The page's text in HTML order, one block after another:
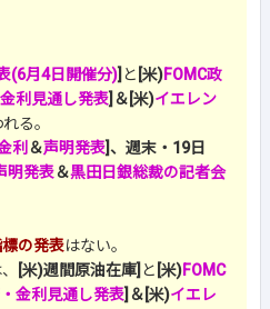
(6月4日開催分)] と [米)FOMC政
利見通し発表]＆[米)イエレン
る。
利 ＆声明発表]、週末・19日
明発表＆黒田日銀総裁の記者会
の発表はない。
[米)週間原油在庫] と [米)FOMC
金利見通し発表]＆[米)イエレ